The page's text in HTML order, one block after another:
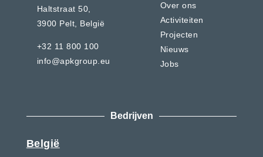
Haltstraat 50,
3900 Pelt, België
+32 11 800 100
info@apkgroup.eu
Over ons
Activiteiten
Projecten
Nieuws
Jobs
Bedrijven
België